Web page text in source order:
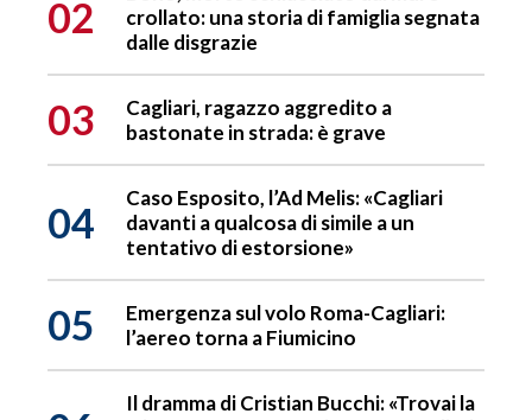
02
crollato: una storia di famiglia segnata
dalle disgrazie
03
Cagliari, ragazzo aggredito a
bastonate in strada: è grave
04
Caso Esposito, l’Ad Melis: «Cagliari
davanti a qualcosa di simile a un
tentativo di estorsione»
05
Emergenza sul volo Roma-Cagliari:
l’aereo torna a Fiumicino
Il dramma di Cristian Bucchi: «Trovai la